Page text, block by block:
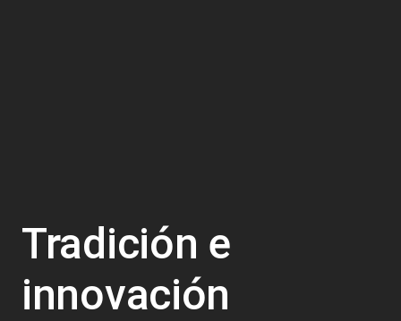
Tradición e
innovación